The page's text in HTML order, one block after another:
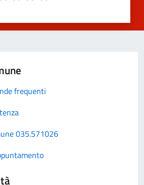
frequenti
035.571026